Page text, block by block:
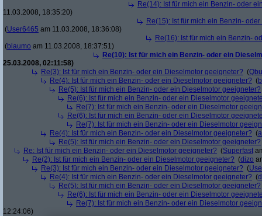
Re(14): Ist für mich ein Benzin- oder
11.03.2008, 18:35:20)
Re(15): Ist für mich ein Benzin-
(User6465 am 11.03.2008, 18:36:08)
Re(16): Ist für mich ein Benzin-
(blaumo am 11.03.2008, 18:37:51)
Re(10): Ist für mich ein Benzin- oder ein
25.03.2008, 02:11:58)
Re(3): Ist für mich ein Benzin- oder ein Dieselmotor geeigneter? (
Re(4): Ist für mich ein Benzin- oder ein Dieselmotor geeigneter? (
Re(5): Ist für mich ein Benzin- oder ein Dieselmotor geeigneter?
Re(6): Ist für mich ein Benzin- oder ein Dieselmotor
Re(7): Ist für mich ein Benzin- oder ein Dieselmotor
Re(6): Ist für mich ein Benzin- oder ein Dieselmotor
Re(7): Ist für mich ein Benzin- oder ein Dieselmotor
Re(4): Ist für mich ein Benzin- oder ein Dieselmotor geeigneter? (
Re(5): Ist für mich ein Benzin- oder ein Dieselmotor geeigneter?
Re: Ist für mich ein Benzin- oder ein Dieselmotor geeigneter? (Superfast
Re(2): Ist für mich ein Benzin- oder ein Dieselmotor geeigneter? (dizo
Re(3): Ist für mich ein Benzin- oder ein Dieselmotor geeigneter? (
Re(4): Ist für mich ein Benzin- oder ein Dieselmotor geeigneter? (
Re(5): Ist für mich ein Benzin- oder ein Dieselmotor geeigneter?
Re(6): Ist für mich ein Benzin- oder ein Dieselmotor
Re(7): Ist für mich ein Benzin- oder ein Dieselmotor
12:24:06)